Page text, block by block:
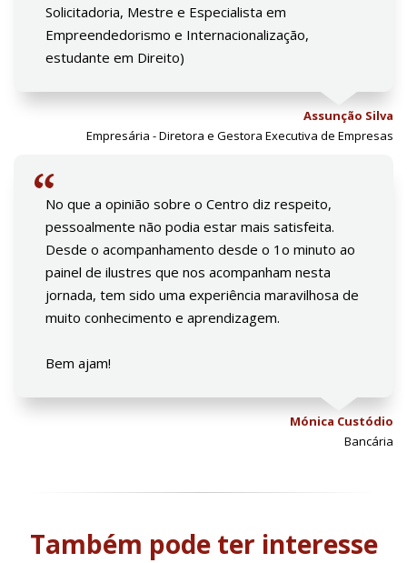
Solicitadoria, Mestre e Especialista em
Empreendedorismo e Internacionalização,
estudante em Direito)
Assunção Silva
Empresária - Diretora e Gestora Executiva de Empresas
No que a opinião sobre o Centro diz respeito,
pessoalmente não podia estar mais satisfeita.
Desde o acompanhamento desde o 1o minuto ao
painel de ilustres que nos acompanham nesta
jornada, tem sido uma experiência maravilhosa de
muito conhecimento e aprendizagem.
Bem ajam!
Mónica Custódio
Bancária
Também pode ter interesse